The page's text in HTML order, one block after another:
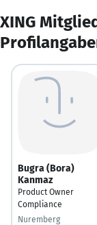
XING
Bugra (Bora)
Kanmaz
Product Owner
Compliance
Nuremberg